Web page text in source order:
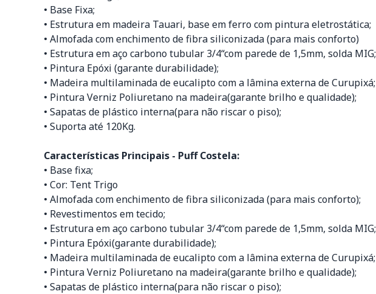
• Base Fixa;
• Estrutura em madeira Tauari, base em ferro com pintura eletrostática;
• Almofada com enchimento de fibra siliconizada (para mais conforto)
• Estrutura em aço carbono tubular 3/4“com parede de 1,5mm, solda MIG;
• Pintura Epóxi (garante durabilidade);
• Madeira multilaminada de eucalipto com a lâmina externa de Curupixá;
• Pintura Verniz Poliuretano na madeira(garante brilho e qualidade);
• Sapatas de plástico interna(para não riscar o piso);
• Suporta até 120Kg.
Características Principais - Puff Costela:
• Base fixa;
• Cor: Tent Trigo
• Almofada com enchimento de fibra siliconizada (para mais conforto);
• Revestimentos em tecido;
• Estrutura em aço carbono tubular 3/4“com parede de 1,5mm, solda MIG;
• Pintura Epóxi(garante durabilidade);
• Madeira multilaminada de eucalipto com a lâmina externa de Curupixá;
• Pintura Verniz Poliuretano na madeira(garante brilho e qualidade);
• Sapatas de plástico interna(para não riscar o piso);